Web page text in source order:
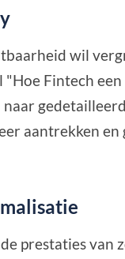
wil
Fintech
aantrekken
prestaties